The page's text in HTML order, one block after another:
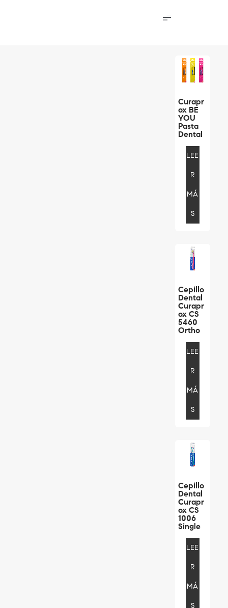
Curapr
Ox BE
YOU
Pasta
Dental
LEE
R
MÁ
S
Cepillo
Dental
Curapr
Ox CS
5460
Ortho
LEE
R
MÁ
S
Cepillo
Dental
Curapr
Ox CS
1006
Single
LEE
R
MÁ
S